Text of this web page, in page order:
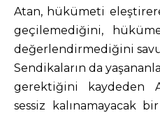
Atan, hükümeti
geçilemediğini,
değerlendirmediğini
Sendikaların da
gerektiğini kaydeden
sessiz kalınamayacak